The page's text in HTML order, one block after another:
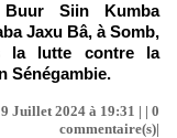
Buur Siin Kumba
Jaxu Bâ, à Somb,
la lutte contre la
Sénégambie.
Juillet 2024 à 19:31 | | 0
commentaire(s)|